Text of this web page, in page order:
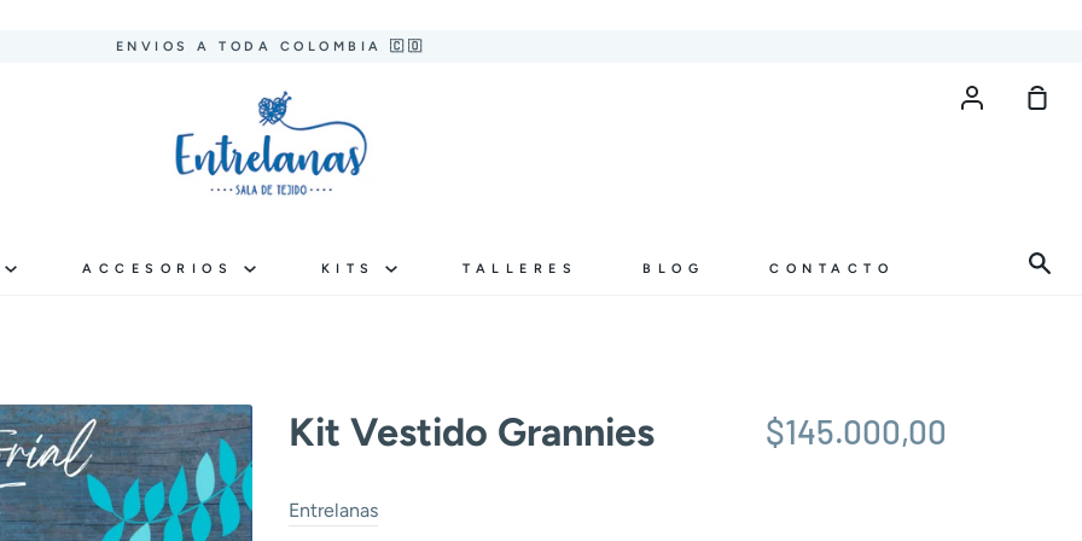
ENVIOS A TODA COLOMBIA 🇨🇴
Cuenta
ACCESORIOS KITS TALLERES BLOG CONTACTO
Kit Vestido Grannies $145.000,00
Entrelanas